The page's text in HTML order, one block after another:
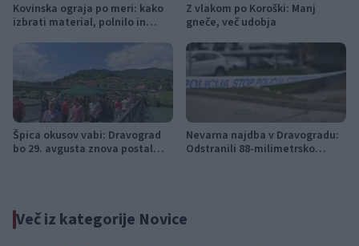
Kovinska ograja po meri: kako
izbrati material, polnilo in
Z vlakom po Koroški: Manj
gneče, več udobja
Špica okusov vabi: Dravograd
bo 29. avgusta znova postal
Nevarna najdba v Dravogradu:
Odstranili 88-milimetrsko
Več iz kategorije Novice